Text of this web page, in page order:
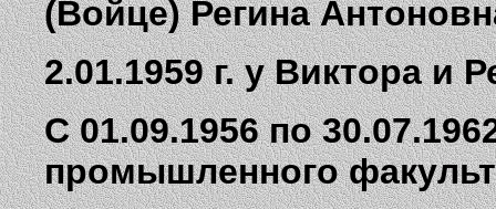
(Войце) Регина
2.01.1959 г. у Виктора и
С 01.09.1956 по
промышленного